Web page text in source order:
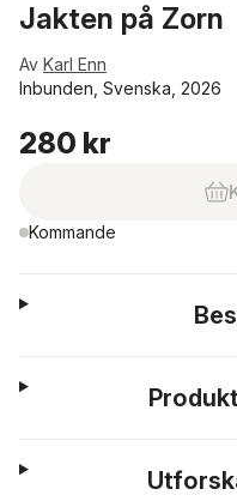
Jakten på Zorn
Av Karl Enn
Inbunden, Svenska, 2026
280 kr
Kommande